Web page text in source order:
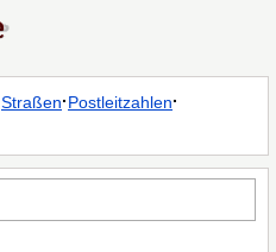
Straßen·Postleitzahlen·